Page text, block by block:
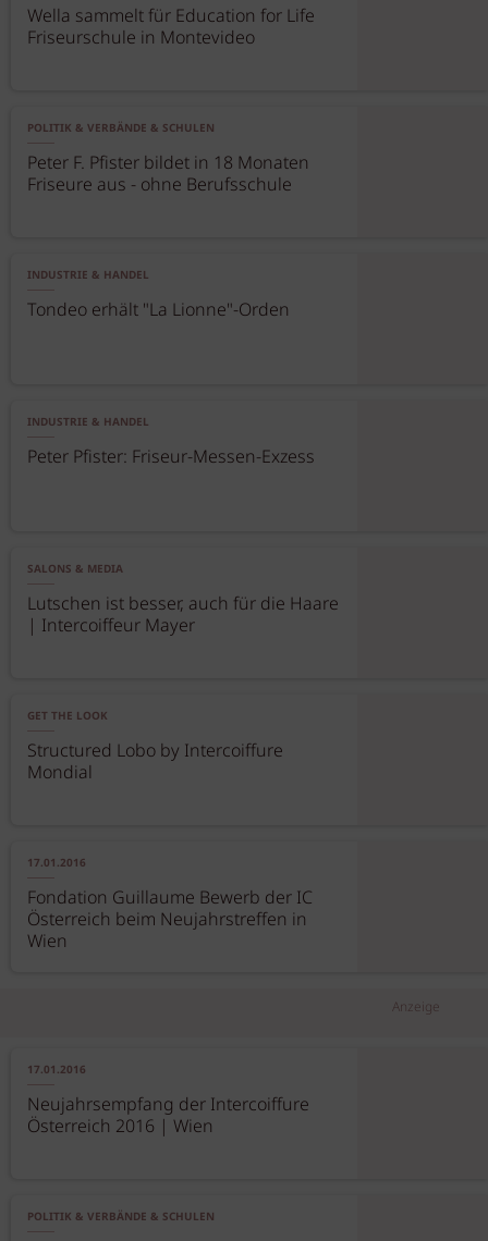
Wella sammelt für Education for Life
Friseurschule in Montevideo
POLITIK & VERBÄNDE & SCHULEN
Peter F. Pfister bildet in 18 Monaten
Friseure aus - ohne Berufsschule
INDUSTRIE & HANDEL
Tondeo erhält "La Lionne"-Orden
INDUSTRIE & HANDEL
Peter Pfister: Friseur-Messen-Exzess
SALONS & MEDIA
Lutschen ist besser, auch für die Haare
| Intercoiffeur Mayer
GET THE LOOK
Structured Lobo by Intercoiffure
Mondial
17.01.2016
Fondation Guillaume Bewerb der IC
Österreich beim Neujahrstreffen in
Wien
Anzeige
17.01.2016
Neujahrsempfang der Intercoiffure
Österreich 2016 | Wien
POLITIK & VERBÄNDE & SCHULEN